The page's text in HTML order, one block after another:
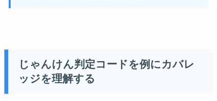
じゃんけん判定コードを例にカバレ
ッジを理解する